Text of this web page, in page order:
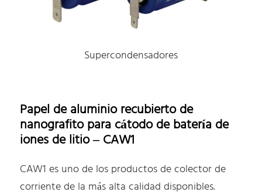
Supercondensadores
Papel de aluminio recubierto de
nanografito para cátodo de batería de
iones de litio – CAW1
CAW1 es uno de los productos de colector de
corriente de la más alta calidad disponibles.